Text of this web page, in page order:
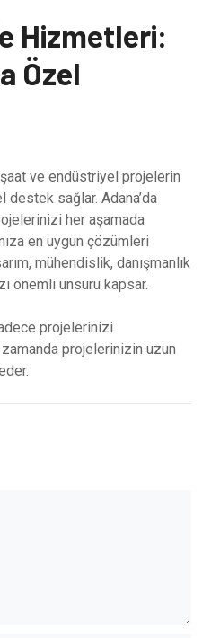
Hizmetleri:
Özel
ve endüstriyel projelerin
destek sağlar. Adana’da
her aşamada
en uygun çözümleri
mühendislik, danışmanlık
önemli unsuru kapsar.
projelerinizi
projelerinizin uzun